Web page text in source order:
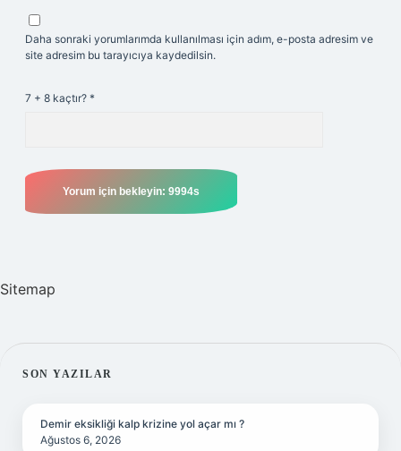
Daha sonraki yorumlarımda kullanılması için adım, e-posta adresim ve
site adresim bu tarayıcıya kaydedilsin.
7 + 8 kaçtır? *
Sitemap
SIDEBAR
SON YAZILAR
Demir eksikliği kalp krizine yol açar mı ?
Ağustos 6, 2026